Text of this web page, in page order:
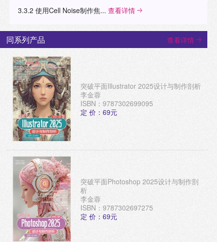
3.3.2 使用Cell Noise制作焦... 查看详情
同系列产品 查看详情
突破平面Illustrator 2025设计与制作剖析
李金蓉
ISBN：9787302699095
定 价：69元
突破平面Photoshop 2025设计与制作剖
析
李金蓉
ISBN：9787302697275
定 价：69元